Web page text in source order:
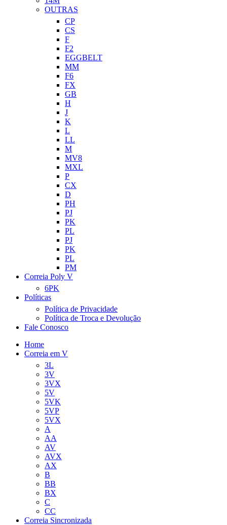
OUTRAS
CP
CS
F
F2
EGGBELT
MM
F6
FX
GB
H
J
K
L
LL
M
MV8
MXL
P
CX
D
PH
PJ
PK
PL
PJ
PK
PL
PM
Correia Poly V
6PK
Políticas
Política de Privacidade
Política de Troca e Devolução
Fale Conosco
Home
Correia em V
3L
3V
3VX
5V
5VK
5VP
5VX
A
AA
AV
AVX
AX
B
BB
BX
C
CC
Correia Sincronizada